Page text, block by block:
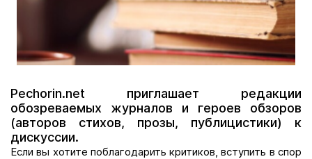
Pechorin.net приглашает редакции
обозреваемых журналов и героев обзоров
(авторов стихов, прозы, публицистики) к
дискуссии.
Если вы хотите поблагодарить критиков, вступить в спор